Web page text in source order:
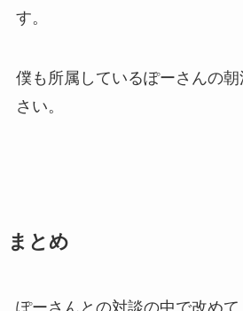
す。
僕も所属しているぽーさんの
さい。
まとめ